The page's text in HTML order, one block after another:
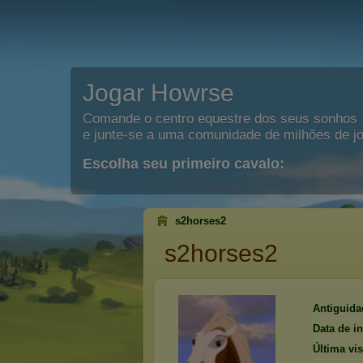
Jogar Howrse
Comande o centro equestre dos seus sonhos
e junte-se a uma comunidade de milhões de
Escolha seu primeiro cavalo:
s2horses2
s2horses2
Data de
Última